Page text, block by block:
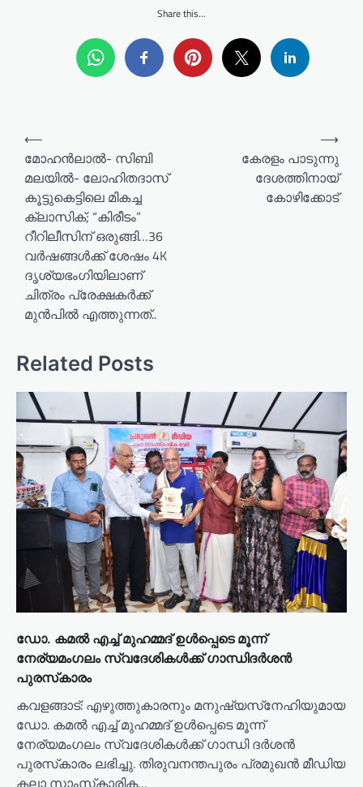
Share this...
a
o
n
⟵
മോഹൻലാൽ- സിബി
മലയിൽ- ലോഹിതദാസ്
കൂട്ടുകെട്ടിലെ മികച്ച
ക്ലാസിക്‌; “കിരീടം”
റീറിലീസിന് ഒരുങ്ങി…36
വർഷങ്ങൾക്ക് ശേഷം 4K
ദൃശ്യഭംഗിയിലാണ്
ചിത്രം പ്രേക്ഷകർക്ക്
മുൻപിൽ എത്തുന്നത്..
കേരളം പാടുന്നു
ദേശത്തിനായ്
കോഴിക്കോട്
⟶
Related Posts
ഡോ. കമല്‍ എച്ച് മുഹമ്മദ് ഉള്‍പ്പെടെ മൂന്ന്
നേര്യമംഗലം സ്വദേശികള്‍ക്ക് ഗാന്ധിദര്‍ശന്‍
പുരസ്‌കാരം
കവളങ്ങാട്: എഴുത്തുകാരനും മനുഷ്യസ്‌നേഹിയുമായ
ഡോ. കമല്‍ എച്ച് മുഹമ്മദ് ഉള്‍പ്പെടെ മൂന്ന്
നേര്യമംഗലം സ്വദേശികള്‍ക്ക് ഗാന്ധി ദര്‍ശന്‍
പുരസ്‌കാരം ലഭിച്ചു. തിരുവനന്തപുരം പ്രമുഖന്‍ മീഡിയ